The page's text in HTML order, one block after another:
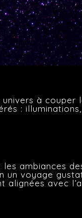
à couper
:
ambiances
un voyage
avec